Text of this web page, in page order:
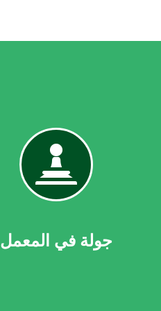
جولة
المعمل
جولة في المعمل